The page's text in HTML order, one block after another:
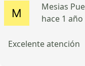
Mesias
hace 1 año
Excelente atención